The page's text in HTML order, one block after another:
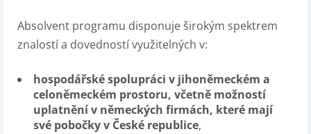
Absolvent programu disponuje širokým spektrem
znalostí a dovedností využitelných v:
hospodářské spolupráci v jihoněmeckém a
celoněmeckém prostoru, včetně možností
uplatnění v německých firmách, které mají
své pobočky v České republice,